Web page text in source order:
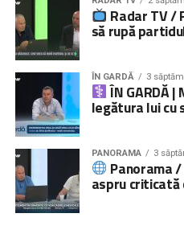
Radar TV /
să rupă
ÎN GARDĂ 3
ÎN GARDĂ
legătura lui cu
PANORAMA 3
Panorama
aspru